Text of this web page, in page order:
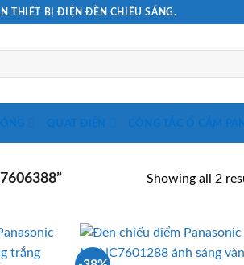
THIẾT BỊ ĐIỆN ĐÈN CHIẾU SÁNG.
QUẠT ĐIỆN CÔNG TẮC Ổ CẮM
Showing all 2